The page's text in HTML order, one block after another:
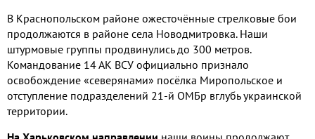
В Краснопольском районе ожесточённые стрелковые бои
продолжаются в районе села Новодмитровка. Наши
штурмовые группы продвинулись до 300 метров.
Командование 14АК ВСУ официально признало
освобождение «северянами» посёлка Миропольское и
отступление подразделений 21-й ОМБр вглубь украинской
территории.